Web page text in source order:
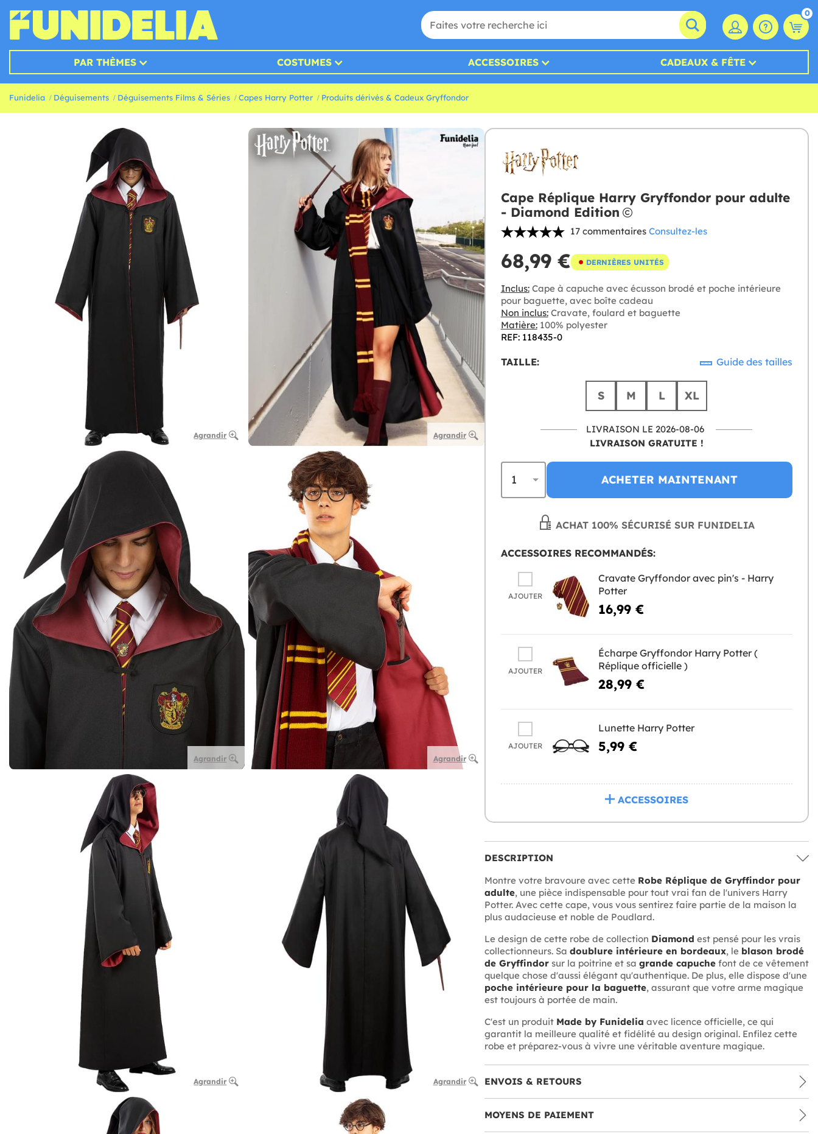
0
PAR THÈMES COSTUMES ACCESSOIRES CADEAUX & FÊTE
Funidelia Déguisements Déguisements Films & Séries Capes Harry Potter Produits dérivés & Cadeux Gryffondor
Agrandir Agrandir
Agrandir Agrandir
Agrandir Agrandir
Cape Réplique Harry Gryffondor pour adulte
- Diamond Edition
17 commentaires Consultez-les
68,99 € DERNIÈRES UNITÉS
Inclus:Cape à capuche avec écusson brodé et poche intérieure
pour baguette, avec boîte cadeau
Non inclus:Cravate, foulard et baguette
Matière:100% polyester
REF: 118435-0
TAILLE: Guide des tailles
S M L XL
LIVRAISON LE 2026-08-06
LIVRAISON GRATUITE !
ACHETER MAINTENANT
ACHAT 100% SÉCURISÉ SUR FUNIDELIA
ACCESSOIRES RECOMMANDÉS:
AJOUTER
Cravate Gryffondor avec pin's - Harry
Potter
16,99 €
AJOUTER
Écharpe Gryffondor Harry Potter (
Réplique officielle )
28,99 €
AJOUTER
Lunette Harry Potter
5,99 €
ACCESSOIRES
DESCRIPTION
Montre votre bravoure avec cette Robe Réplique de Gryffindor pour
adulte, une pièce indispensable pour tout vrai fan de l'univers Harry
Potter. Avec cette cape, vous vous sentirez faire partie de la maison la
plus audacieuse et noble de Poudlard.
Le design de cette robe de collection Diamond est pensé pour les vrais
collectionneurs. Sa doublure intérieure en bordeaux, le blason brodé
de Gryffindorsur la poitrine et sa grande capuchefont de ce vêtement
quelque chose d'aussi élégant qu'authentique. De plus, elle dispose d'une
poche intérieure pour la baguette, assurant que votre arme magique
est toujours à portée de main.
C'est un produit Made by Funidelia avec licence officielle, ce qui
garantit la meilleure qualité et fidélité au design original. Enfilez cette
robe et préparez-vous à vivre une véritable aventure magique.
ENVOIS & RETOURS
MOYENS DE PAIEMENT